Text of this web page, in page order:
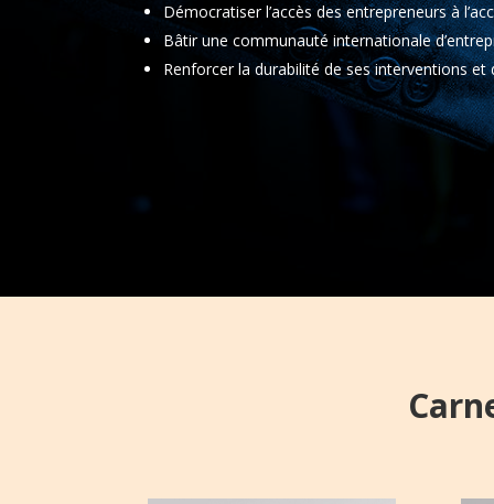
Démocratiser l’accès des entrepreneurs à
Bâtir une communauté internationale
Renforcer la durabilité de ses interventions et